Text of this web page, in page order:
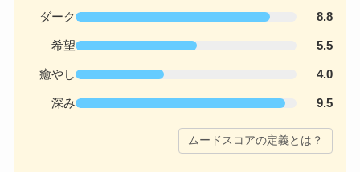
ダーク 8.8
希望 5.5
癒やし 4.0
深み 9.5
ムードスコアの定義とは？